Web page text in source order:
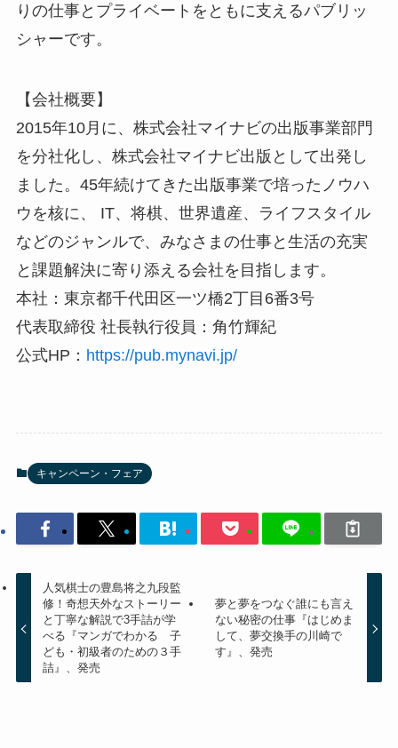
りの仕事とプライベートをともに支えるパブリッ
シャーです。
【会社概要】
2015年10月に、株式会社マイナビの出版事業部門
を分社化し、株式会社マイナビ出版として出発し
ました。45年続けてきた出版事業で培ったノウハ
ウを核に、 IT、将棋、世界遺産、ライフスタイル
などのジャンルで、みなさまの仕事と生活の充実
と課題解決に寄り添える会社を目指します。
本社：東京都千代田区一ツ橋2丁目6番3号
代表取締役 社長執行役員：角竹輝紀
公式HP： https://pub.mynavi.jp/
キャンペーン・フェア
人気棋士の豊島将之九段監
修！奇想天外なストーリー
と丁寧な解説で3手詰が学
べる『マンガでわかる 子
ども・初級者のための３手
詰』、発売
夢と夢をつなぐ誰にも言え
ない秘密の仕事『はじめま
して、夢交換手の川崎で
す』、発売